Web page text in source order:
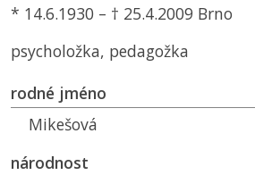
* 14.6.1930 – † 25.4.2009 Brno
psycholožka, pedagožka
rodné jméno
Mikešová
národnost